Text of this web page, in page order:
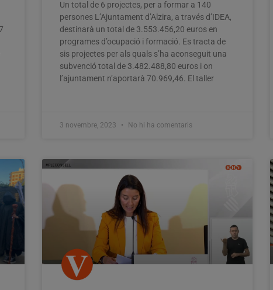
Un total de 6 projectes, per a formar a 140
persones L’Ajuntament d’Alzira, a través d’IDEA,
destinarà un total de 3.553.456,20 euros en
programes d’ocupació i formació. Es tracta de
sis projectes per als quals s’ha aconseguit una
subvenció total de 3.482.488,80 euros i on
l’ajuntament n’aportarà 70.969,46. El taller
3 novembre, 2023 No hi ha comentaris